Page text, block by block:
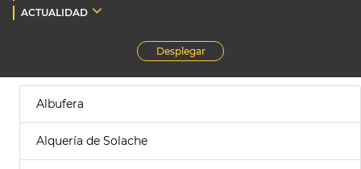
ACTUALIDAD
Desplegar
Albufera
Alquería de Solache